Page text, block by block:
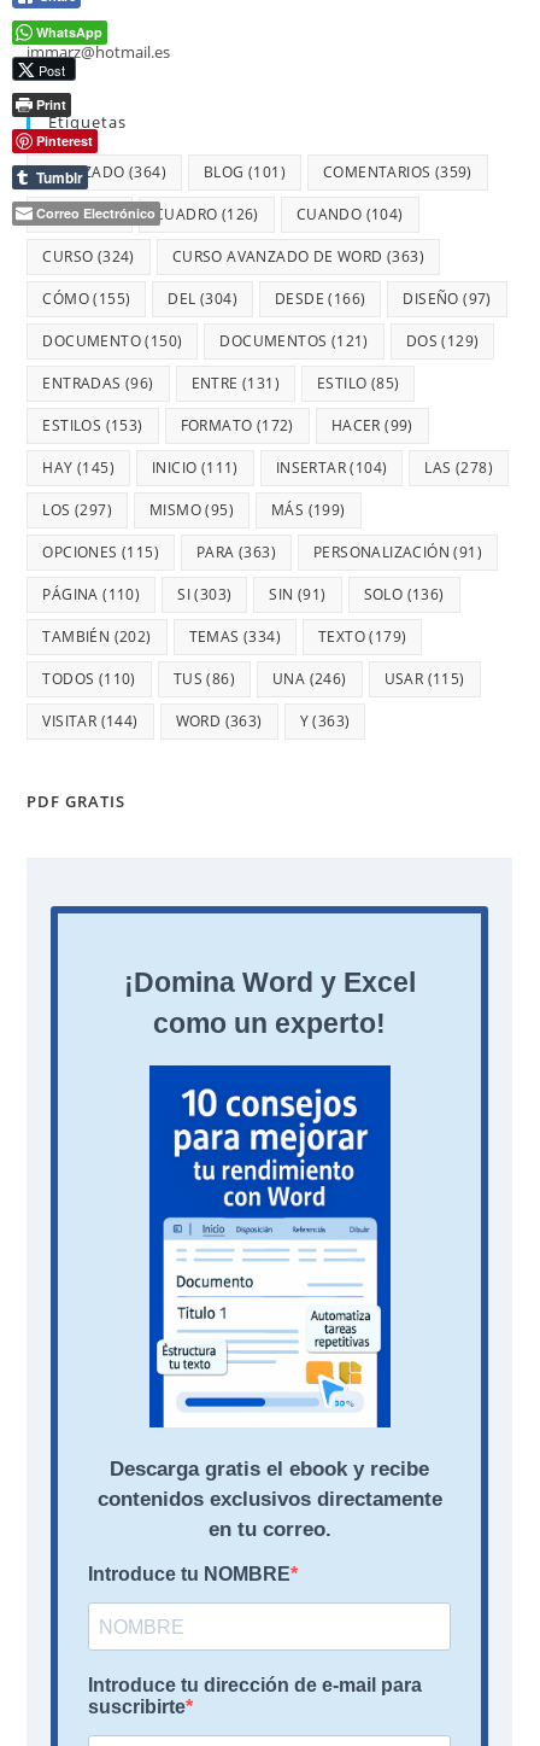
jmmarz@hotmail.es
Etiquetas
AVANZADO (364) BLOG (101) COMENTARIOS (359)
CON(359) CUADRO (126) CUANDO (104)
CURSO (324) CURSO AVANZADO DE WORD (363)
CÓMO(155) DEL (304) DESDE (166) DISEÑO (97)
DOCUMENTO(150) DOCUMENTOS (121) DOS (129)
ENTRADAS (96) ENTRE (131) ESTILO (85)
ESTILOS (153) FORMATO (172) HACER (99)
HAY (145) INICIO (111) INSERTAR(104) LAS (278)
LOS (297) MISMO(95) MÁS (199)
OPCIONES (115) PARA (363) PERSONALIZACIÓN (91)
PÁGINA (110) SI(303) SIN (91) SOLO (136)
TAMBIÉN (202) TEMAS (334) TEXTO(179)
TODOS (110) TUS (86) UNA (246) USAR (115)
VISITAR (144) WORD (363) Y(363)
PDF GRATIS
WhatsApp
Post
Print
Pinterest
Tumblr
Correo Electrónico